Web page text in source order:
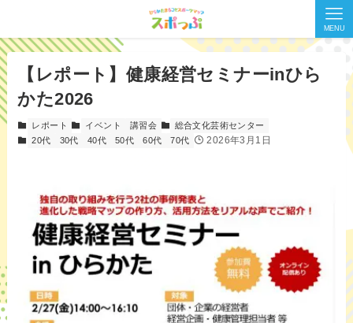
MENU
【レポート】健康経営セミナーinひら
かた2026
レポート イベント 講習会
総合文化芸術センター
20代
30代 40代 50代 60代 70代 2026年3月1日